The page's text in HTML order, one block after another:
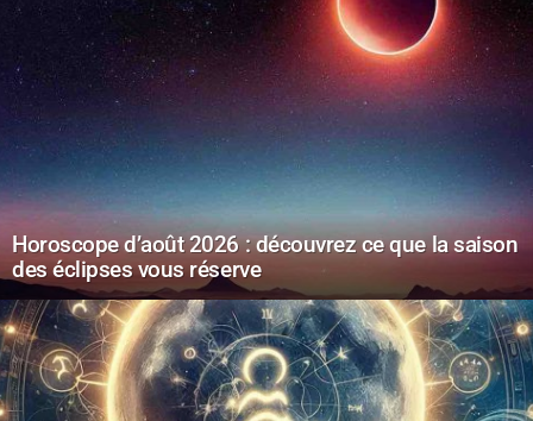
Horoscope d’août 2026 : découvrez ce que la saison
des éclipses vous réserve